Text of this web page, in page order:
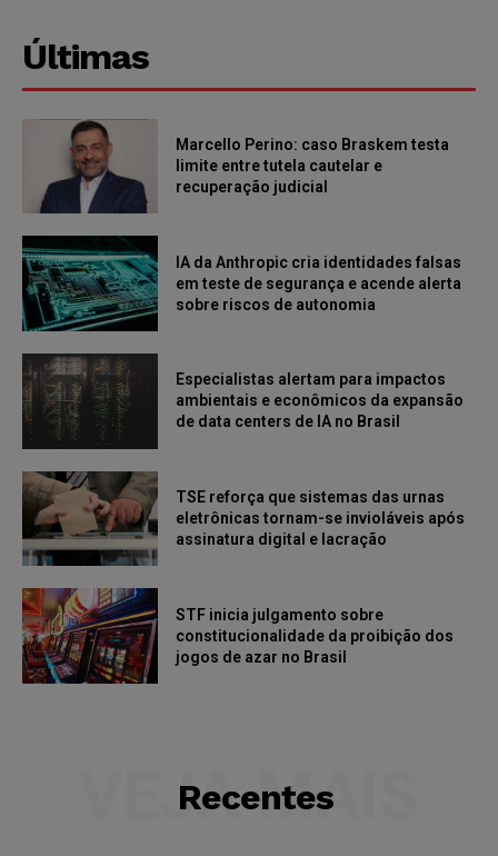
Últimas
Marcello Perino: caso Braskem testa
limite entre tutela cautelar e
recuperação judicial
IA da Anthropic cria identidades falsas
em teste de segurança e acende alerta
sobre riscos de autonomia
Especialistas alertam para impactos
ambientais e econômicos da expansão
de data centers de IA no Brasil
TSE reforça que sistemas das urnas
eletrônicas tornam-se invioláveis após
assinatura digital e lacração
STF inicia julgamento sobre
constitucionalidade da proibição dos
jogos de azar no Brasil
Recentes
VEJA MAIS